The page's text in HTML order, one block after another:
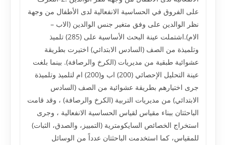
على الفروق في الحساسية الانفعالية لدى الأطفال من وجهة
نظر الوالدين على وفق متغير جنس الوالدين (الاب –
الام).اشتملت عينة البحث الأساسية على (285) تلميذ
وتلميذة من الصف (السادس الابتدائي) اختيرت بطريقة
عشوائية طبقية من مديريات (الكرخ والرصافة). بينما بلغت
عينة التحليل الإحصائي (200) اب و(200) ام لتلميذ وتلميذة
جرى اختيارهم بطريقة عشوائية من الصف (السادس
الابتدائي) من مديريات التربية (الكرخ والرصافة) ، وقد قامت
الباحثتان ببناء مقياس لقياس الحساسية الانفعالية ، وجرى
استخراج الخصائص السايكومترية (التمييز، والصدق، الثبات)
للمقياس، كما استخدمت الباحثتان عدداً من الوسائل